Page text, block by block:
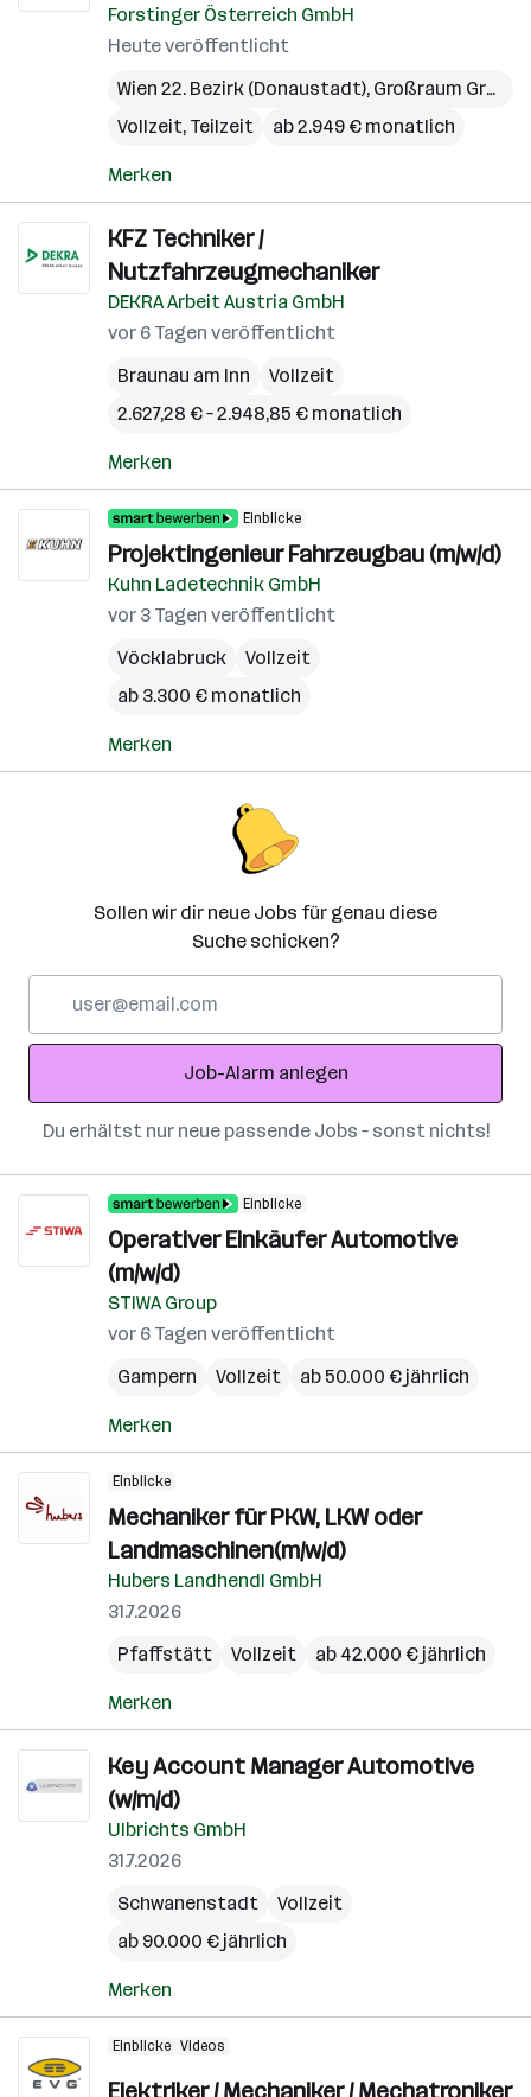
Forstinger Österreich GmbH
Heute veröffentlicht
Wien 22. Bezirk (Donaustadt), Großraum Graz
Vollzeit, Teilzeit
ab 2.949 € monatlich
Merken
KFZ Techniker /
Nutzfahrzeugmechaniker
DEKRA Arbeit Austria GmbH
vor 6 Tagen veröffentlicht
Braunau am Inn
Vollzeit
2.627,28 € – 2.948,85 € monatlich
Merken
Einblicke
Projektingenieur Fahrzeugbau (m/w/d)
Kuhn Ladetechnik GmbH
vor 3 Tagen veröffentlicht
Vöcklabruck
Vollzeit
ab 3.300 € monatlich
Merken
Sollen wir dir neue Jobs für genau diese
Suche schicken?
Adresse
Job-Alarm anlegen
Du erhältst nur neue passende Jobs – sonst nichts!
Einblicke
Operativer Einkäufer Automotive
(m/w/d)
STIWA Group
vor 6 Tagen veröffentlicht
Gampern
Vollzeit ab 50.000 € jährlich
Merken
Einblicke
Mechaniker für PKW, LKW oder
Landmaschinen(m/w/d)
Hubers Landhendl GmbH
31.7.2026
Pfaffstätt
Vollzeit ab 42.000 € jährlich
Merken
Key Account Manager Automotive
(w/m/d)
Ulbrichts GmbH
31.7.2026
Schwanenstadt
Vollzeit
ab 90.000 € jährlich
Merken
Einblicke Videos
Elektriker / Mechaniker / Mechatroniker